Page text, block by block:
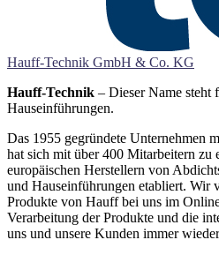
Hauff-Technik GmbH & Co. KG
Hauff-Technik – Dieser Name steht
Hauseinführungen.
Das 1955 gegründete Unternehmen
hat sich mit über 400 Mitarbeitern zu
europäischen Herstellern von
und Hauseinführungen etabliert. Wir
Produkte von Hauff bei uns im
Verarbeitung der Produkte und die
uns und unsere Kunden immer